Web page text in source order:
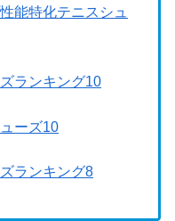
能特化テニスシュ
ランキング10
ーズ10
ランキング8